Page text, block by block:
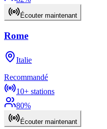
Écouter maintenant
Rome
Italie
Recommandé
10+ stations
80%
Écouter maintenant